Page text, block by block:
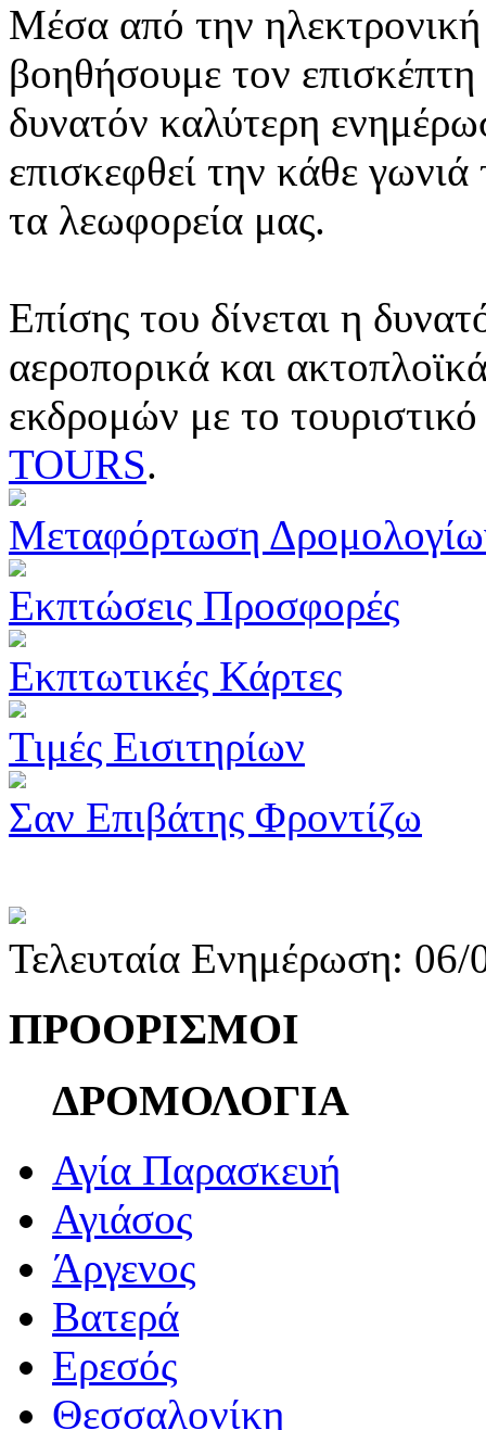
Μέσα από την ηλεκτρονική
βοηθήσουμε τον
δυνατόν καλύτερη
επισκεφθεί την κάθε
τα λεωφορεία μας.
Επίσης του δίνεται η
αεροπορικά και
εκδρομών με το
TOURS.
Μεταφόρτωση
Εκπτώσεις Προσφορές
Εκπτωτικές Κάρτες
Τιμές Εισιτηρίων
Σαν Επιβάτης Φροντίζω
Τελευταία Ενημέρωση:
ΠΡΟΟΡΙΣΜΟΙ
ΔΡΟΜΟΛΟΓΙΑ
Αγία Παρασκευή
Αγιάσος
Άργενος
Βατερά
Ερεσός
Θεσσαλονίκη